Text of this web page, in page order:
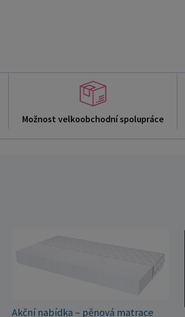
Možnost velkoobchodní spolupráce
Akční nabídka – pěnová matrace